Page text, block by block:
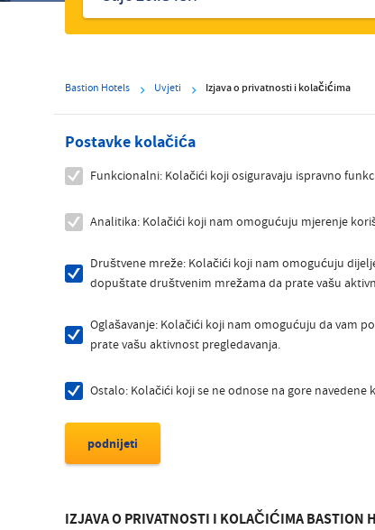
Bastion Hotels Uvjeti Izjava o privatnosti i kolačićima
Postavke kolačića
Funkcionalni: Kolačići koji osiguravaju ispravno
Analitika: Kolačići koji nam omogućuju mjerenje
Društvene mreže: Kolačići koji nam omogućuju
dopuštate društvenim mrežama da prate vašu
Oglašavanje: Kolačići koji nam omogućuju da vam
prate vašu aktivnost pregledavanja.
Ostalo: Kolačići koji se ne odnose na gore
IZJAVA O PRIVATNOSTI I KOLAČIĆIMA BASTION